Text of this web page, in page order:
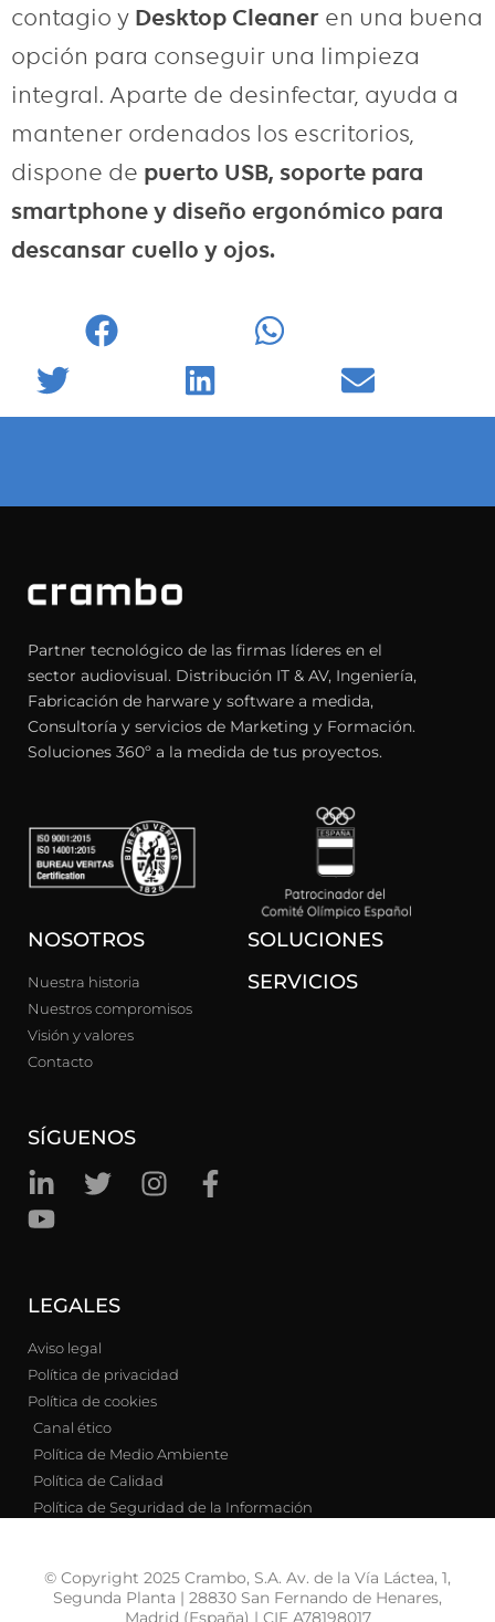
contagio y Desktop Cleaner en una buena
opción para conseguir una limpieza
integral. Aparte de desinfectar, ayuda a
mantener ordenados los escritorios,
dispone de puerto USB, soporte para
smartphone y diseño ergonómico para
descansar cuello y ojos.
Partner tecnológico de las firmas líderes en el
sector audiovisual. Distribución IT & AV, Ingeniería,
Fabricación de harware y software a medida,
Consultoría y servicios de Marketing y Formación.
Soluciones 360º a la medida de tus proyectos.
NOSOTROS
Nuestra historia
Nuestros compromisos
Visión y valores
Contacto
SÍGUENOS
SOLUCIONES
SERVICIOS
LEGALES
Aviso legal
Política de privacidad
Política de cookies
Canal ético
Política de Medio Ambiente
Política de Calidad
Política de Seguridad de la Información
© Copyright 2025 Crambo, S.A. Av. de la Vía Láctea, 1,
Segunda Planta | 28830 San Fernando de Henares,
Madrid (España) | CIF A78198017